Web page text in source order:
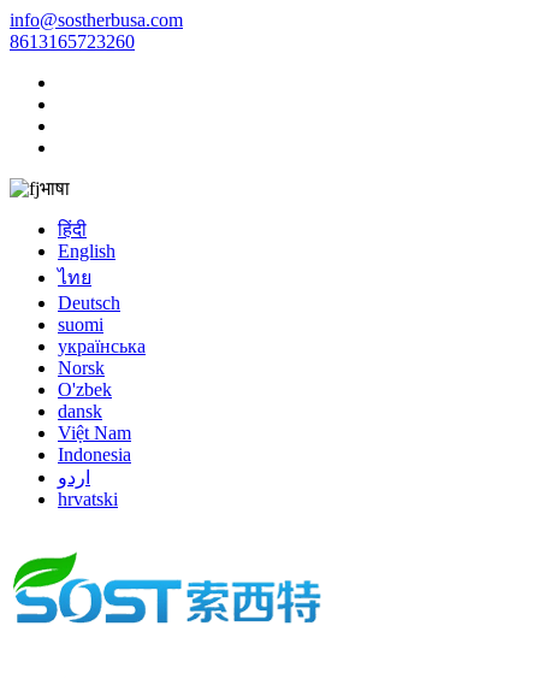
info@sostherbusa.com
8613165723260
भाषा
हिंदी
English
ไทย
Deutsch
suomi
українська
Norsk
O'zbek
dansk
Việt Nam
Indonesia
اردو
hrvatski